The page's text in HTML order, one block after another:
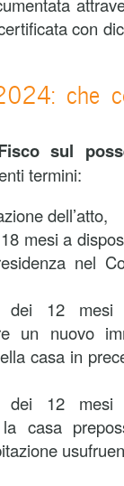
con
che
sul
termini:
dell’atto,
mesi a
nel
dei 12 mesi
un nuovo
casa in
dei 12 mesi
casa